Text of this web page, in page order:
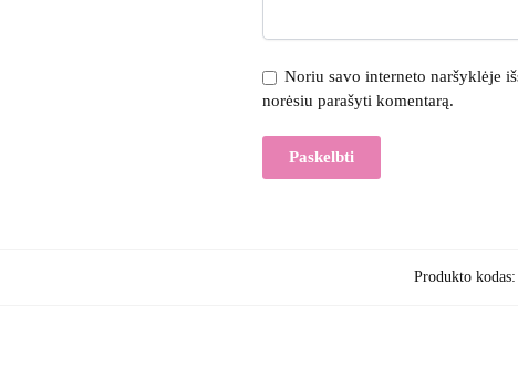
Noriu savo interneto naršyklėje
norėsiu parašyti komentarą.
Produkto kodas: